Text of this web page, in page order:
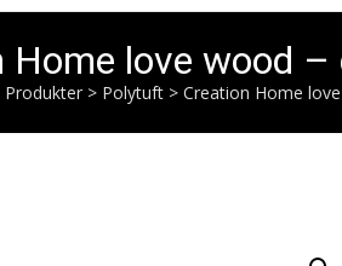
Home love wood
Produkter > Polytuft > Creation Home